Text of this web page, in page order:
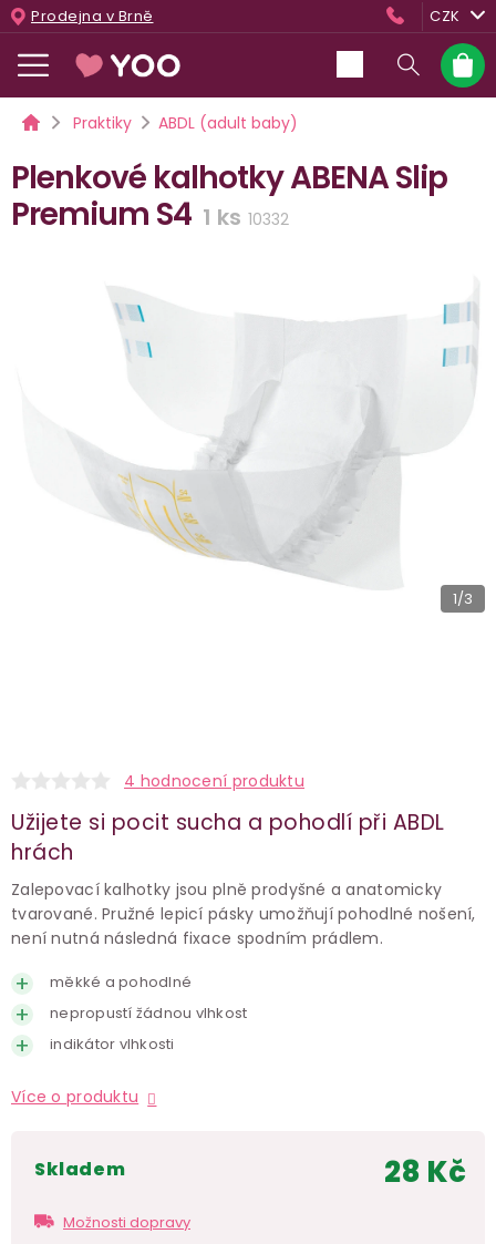
Přejít
na
obsah
Prodejna v Brně CZK
košík
DomůPraktiky ABDL (adult baby)
Plenkové kalhotky ABENA Slip
Premium S4 1 ks 10332
1/3
4 hodnocení produktu
Užijete si pocit sucha a pohodlí při ABDL
hrách
Zalepovací kalhotky jsou plně prodyšné a anatomicky
tvarované. Pružné lepicí pásky umožňují pohodlné nošení,
není nutná následná fixace spodním prádlem.
měkké a pohodlné
nepropustí žádnou vlhkost
indikátor vlhkosti
Více o produktu
skladem
Možnosti dopravy
28 Kč